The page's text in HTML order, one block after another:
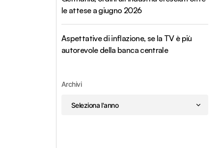
le attese a giugno 2026
Aspettative di inflazione, se la TV è più
autorevole della banca centrale
Archivi